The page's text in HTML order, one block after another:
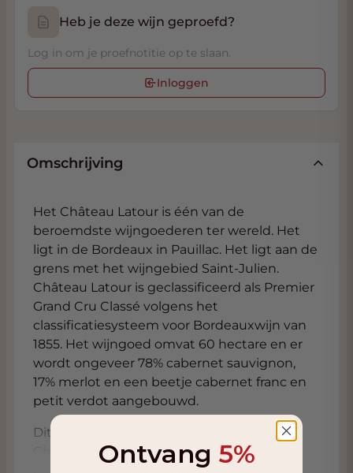
Heb je deze wijn geproefd?
Log in om je proefnotitie op te slaan.
Inloggen
Omschrijving
Het Château Latour is één van de
beroemdste wijngoederen ter wereld. Het
ligt in de Bordeaux in Pauillac. Het ligt aan de
grens met het wijngebied Saint-Julien.
Château Latour is geclassificeerd als Premier
Grand Cru Classé volgens het
classificatiesysteem voor Bordeauxwijn van
1855. Het wijngoed omvat 60 hectare en er
wordt ongeveer 78% cabernet sauvignon,
17% merlot en een beetje cabernet franc en
petit verdot aangebouwd.
Dit is een zogenaamde Late Release van
Chateau Latour - De wijn heeft nog nooit
Ontvang 5%